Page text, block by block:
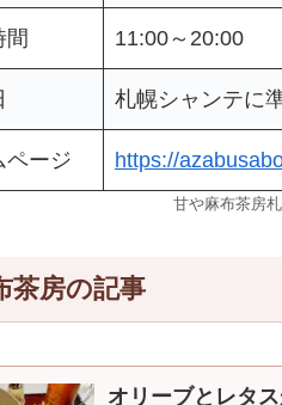
間 11:00～20:00
札幌シャンテに
ページ https://
甘や麻布茶房
茶房の記事
オリーブとレタ